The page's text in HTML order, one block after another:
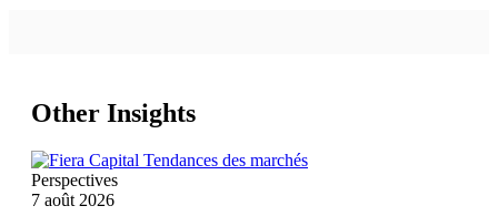
Other Insights
Perspectives
7 août 2026